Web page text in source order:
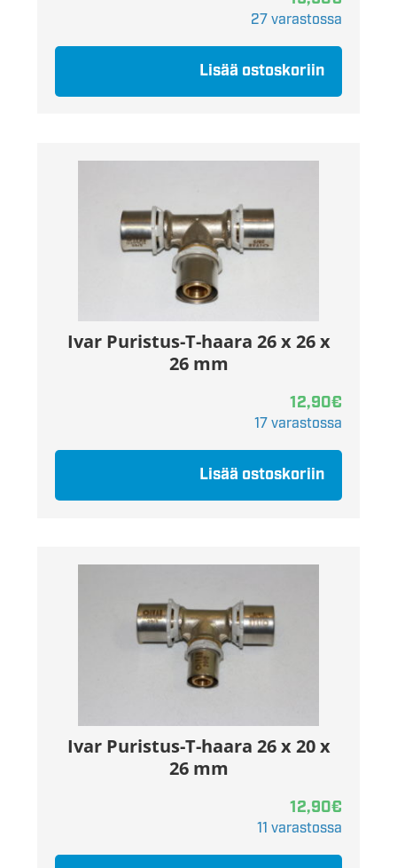
27 varastossa
Lisää ostoskoriin
Ivar Puristus-T-haara 26 x 26 x
26 mm
12,90€
17 varastossa
Lisää ostoskoriin
Ivar Puristus-T-haara 26 x 20 x
26 mm
12,90€
11 varastossa